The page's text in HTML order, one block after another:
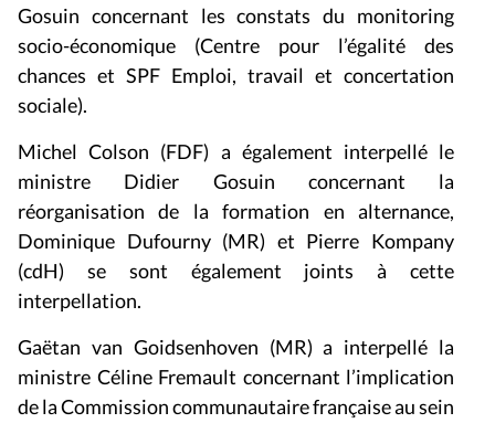
Gosuin concernant les constats du monitoring
socio-économique (Centre pour l’égalité des
chances et SPF Emploi, travail et concertation
sociale).
Michel Colson (FDF) a également interpellé le
ministre Didier Gosuin concernant la
réorganisation de la formation en alternance,
Dominique Dufourny (MR) et Pierre Kompany
(cdH) se sont également joints à cette
interpellation.
Gaëtan van Goidsenhoven (MR) a interpellé la
ministre Céline Fremault concernant l’implication
de la Commission communautaire française au sein